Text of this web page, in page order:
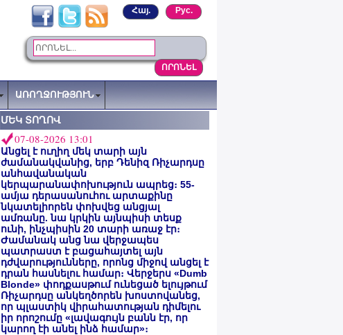
Рус.
Հայ.
ԱՌՈՂՋՈՒԹՅՈՒՆ
ՄԵԿ ՏՈՂՈՎ
07-08-2026 13:01
Անցել է ուղիղ մեկ տարի այն
ժամանակվանից, երբ Դենիզ Ռիչարդսը
անհավանական
կերպարանափոխություն ապրեց։ 55-
ամյա դերասանուհու արտաքինը
նկատելիորեն փոխվեց անցյալ
ամռանը. նա կրկին այնպիսի տեսք
ունի, ինչպիսին 20 տարի առաջ էր։
Ժամանակ անց նա վերջապես
պատրաստ է բացահայտել այն
դժվարությունները, որոնց միջով անցել է
դրան հասնելու համար։ Վերջերս «Dumb
Blonde» փոդքասթում ունեցած ելույթում
Ռիչարդսը անկեղծորեն խոստովանեց,
որ պլաստիկ վիրահատության դիմելու
իր որոշումը «լավագույն բանն էր, որ
կարող էի անել ինձ համար»։